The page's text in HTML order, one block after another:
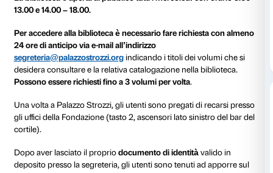
Catalogo
L’ordinamento e le funzionalità della biblioteca sono
presenza di un catalogo, consultabile in rete. La
della rete bibliotecariaSDIAF.
Consulta il catalogo online